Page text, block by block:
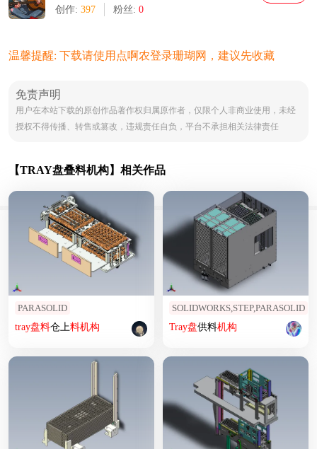
创作: 397 粉丝: 0
温馨提醒: 下载请使用点啊农登录珊瑚网，建议先收藏
免责声明
用户在本站下载的原创作品著作权归属原作者，仅限个人非商业使用，未经
授权不得传播、转售或篡改，违规责任自负，平台不承担相关法律责任
【TRAY盘叠料机构】相关作品
PARASOLID
tray盘料仓上料机构
SOLIDWORKS,STEP,PARASOLID
Tray盘供料机构